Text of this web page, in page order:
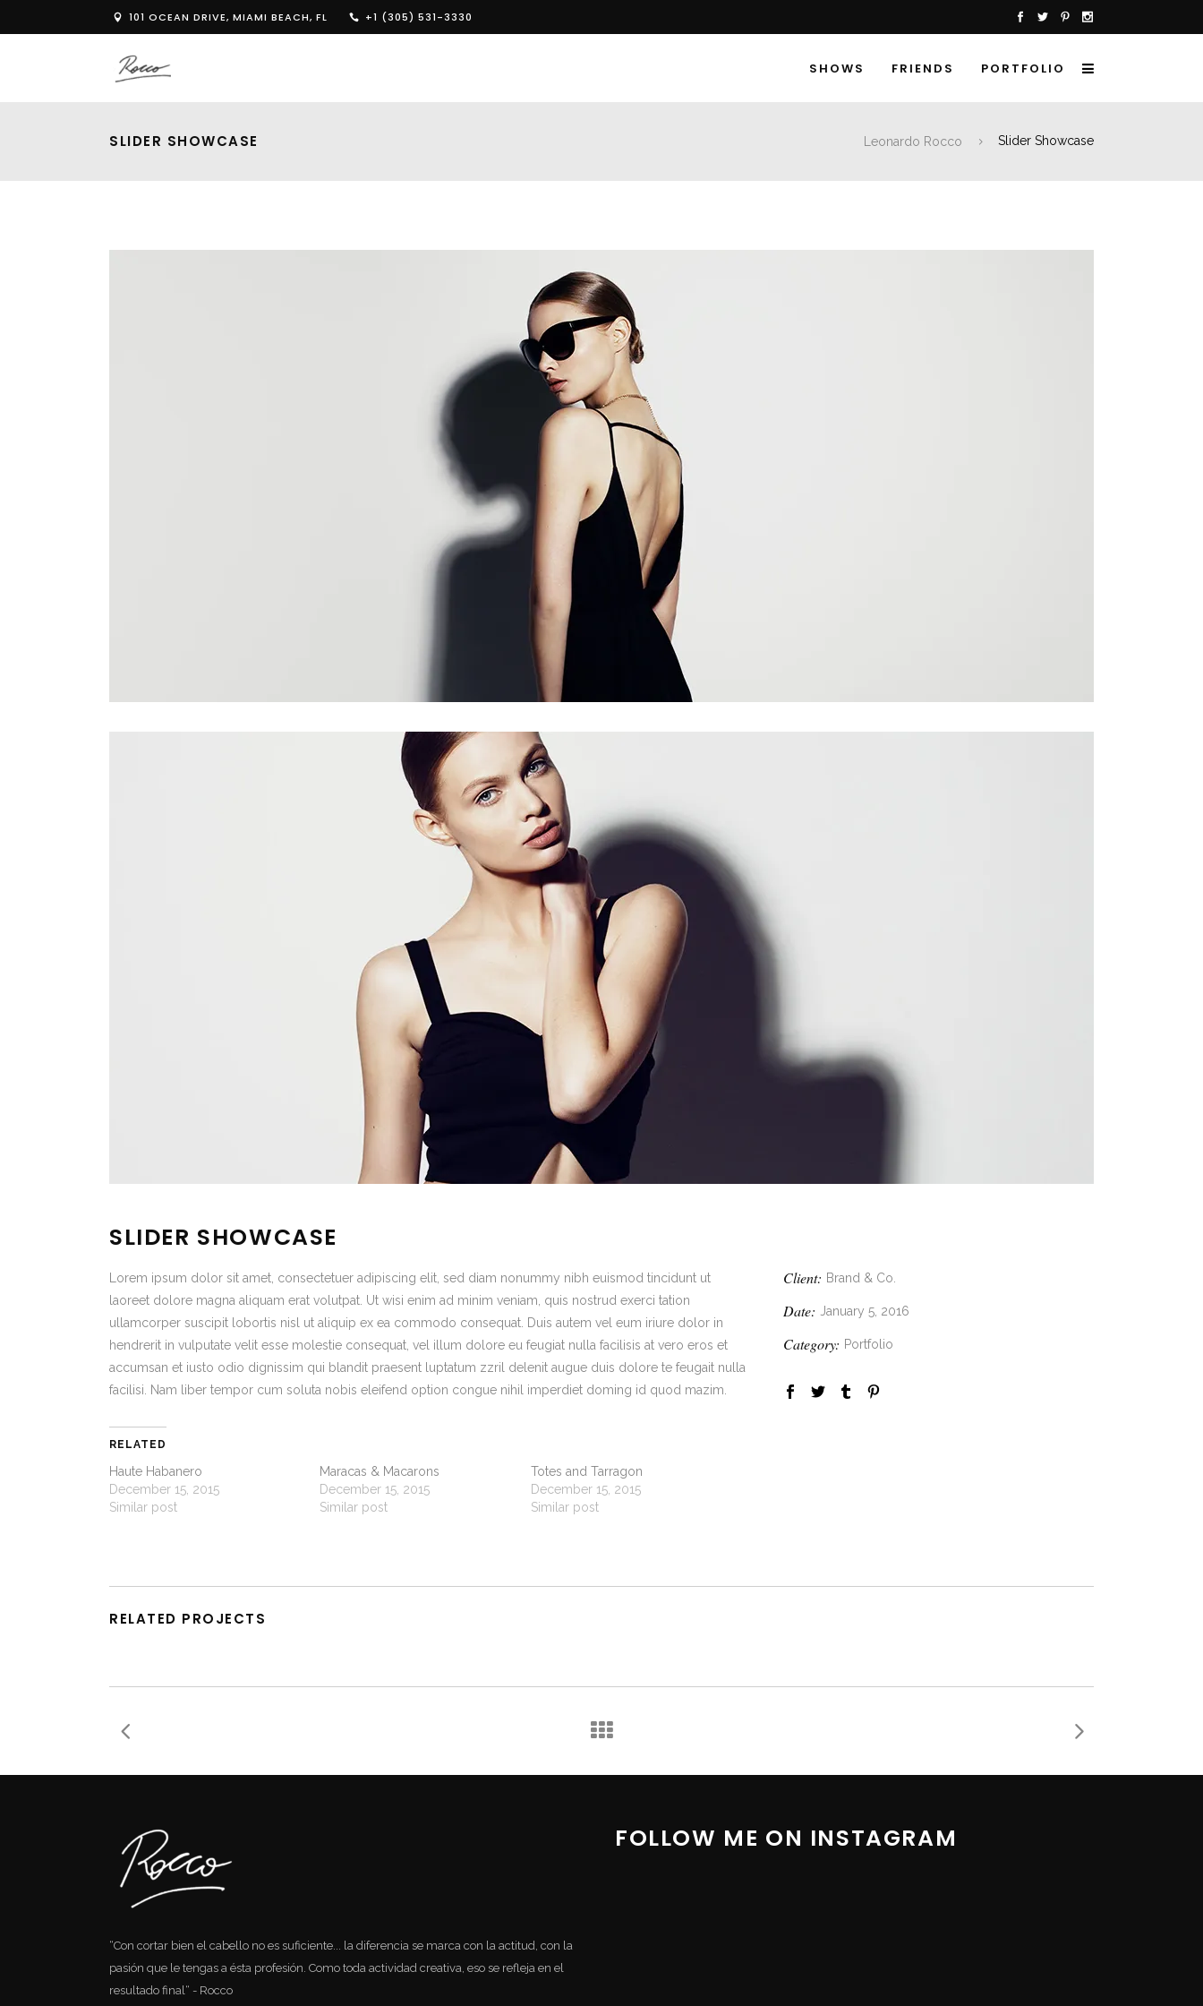
101 OCEAN DRIVE, MIAMI BEACH, FL +1 (305) 531-3330
SHOWS FRIENDS PORTFOLIO
SLIDER SHOWCASE Leonardo Rocco Slider Showcase
SLIDER SHOWCASE
Lorem ipsum dolor sit amet, consectetuer adipiscing elit, sed diam nonummy nibh euismod tincidunt ut
laoreet dolore magna aliquam erat volutpat. Ut wisi enim ad minim veniam, quis nostrud exerci tation
ullamcorper suscipit lobortis nisl ut aliquip ex ea commodo consequat. Duis autem vel eum iriure dolor in
hendrerit in vulputate velit esse molestie consequat, vel illum dolore eu feugiat nulla facilisis at vero eros et
accumsan et iusto odio dignissim qui blandit praesent luptatum zzril delenit augue duis dolore te feugait nulla
facilisi. Nam liber tempor cum soluta nobis eleifend option congue nihil imperdiet doming id quod mazim.
RELATED
Haute Habanero
December 15, 2015
Similar post
Maracas & Macarons
December 15, 2015
Similar post
Totes and Tarragon
December 15, 2015
Similar post
Client: Brand & Co.
Date: January 5, 2016
Category: Portfolio
RELATED PROJECTS
“Con cortar bien el cabello no es suficiente... la diferencia se marca con la actitud, con la
pasión que le tengas a ésta profesión. Como toda actividad creativa, eso se refleja en el
resultado final“ - Rocco
FOLLOW ME ON INSTAGRAM